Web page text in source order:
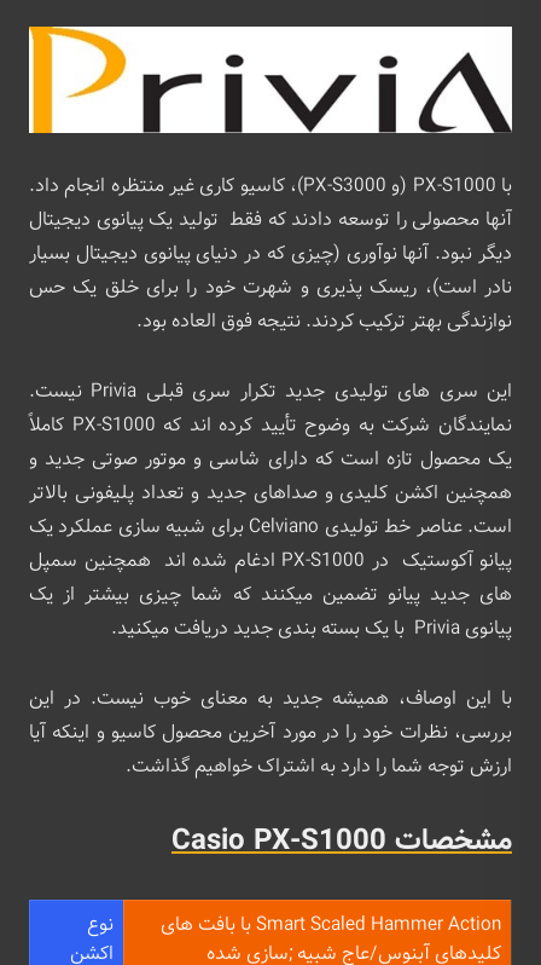
با PX-S1000 (و PX-S3000)، کاسیو کاری غیر منتظره انجام داد.
آنها محصولی را توسعه دادند که فقط تولید یک پیانوی دیجیتال
دیگر نبود. آنها نوآوری (چیزی که در دنیای پیانوی دیجیتال بسیار
نادر است)، ریسک پذیری و شهرت خود را برای خلق یک حس
نوازندگی بهتر ترکیب کردند. نتیجه فوق العاده بود.
این سری های تولیدی جدید تکرار سری قبلی Privia نیست.
نمایندگان شرکت به وضوح تأیید کرده اند که PX-S1000 کاملاً
یک محصول تازه است که دارای شاسی و موتور صوتی جدید و
همچنین اکشن کلیدی و صداهای جدید و تعداد پلیفونی بالاتر
است. عناصر خط تولیدی Celviano برای شبیه سازی عملکرد یک
پیانو آکوستیک در PX-S1000 ادغام شده‌ اند همچنین سمپل
های جدید پیانو تضمین میکنند که شما چیزی بیشتر از یک
پیانوی Privia با یک بسته ‌بندی جدید دریافت میکنید.
با این اوصاف، همیشه جدید به معنای خوب نیست. در این
بررسی، نظرات خود را در مورد آخرین محصول کاسیو و اینکه آیا
ارزش توجه شما را دارد به اشتراک خواهیم گذاشت.
مشخصات Casio PX-S1000
Smart Scaled Hammer Action با بافت های
کلیدهای آبنوس/عاج شبیه ;سازی شده
نوع
اکشن